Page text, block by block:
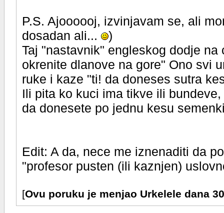
P.S. Ajoooooj, izvinjavam se, ali
dosadan ali...
)
Taj "nastavnik" engleskog dodje
okrenite dlanove na gore" Ono svi
ruke i kaze "ti! da doneses sutra
Ili pita ko kuci ima tikve ili
da donesete po jednu kesu
Edit: A da, nece me iznenaditi da
"profesor pusten (ili kaznjen)
[Ovu poruku je menjao Urkelele dana